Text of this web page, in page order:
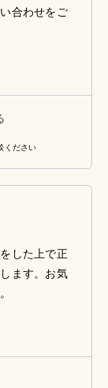
合わせをご
ください
した上で正
ます。お気